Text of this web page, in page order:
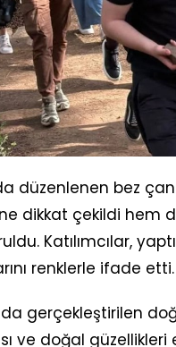
düzenlenen bez
dikkat çekildi hem
Katılımcılar,
renklerle ifade etti.
gerçekleştirilen
ve doğal